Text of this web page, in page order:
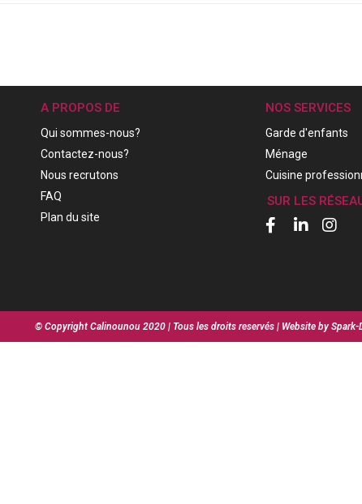
A PROPOS DE
Qui sommes-nous?
Contactez-nous?
Nous recrutons
FAQ
Plan du site
NOS SERVICES
Garde d'enfants
Ménage
Cuisine
SUR LES
© Copyright Calinounou 2020 | Tous les droits reservés | Website by Spark-